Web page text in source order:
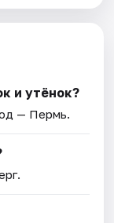
и утёнок?
— Пермь.